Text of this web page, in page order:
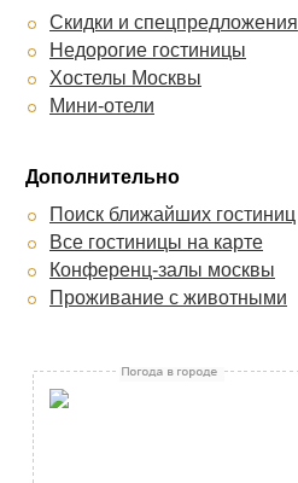
Ампир Белорусская
Катерина Сити
Аквамарин
Багратион
Скидки и спецпредложения
Недорогие гостиницы
Хостелы Москвы
Мини-отели
Дополнительно
Поиск ближайших гостиниц
Все гостиницы на карте
Конференц-залы москвы
Проживание с животными